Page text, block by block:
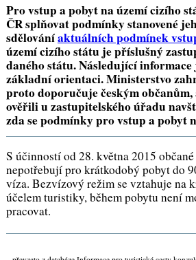
Pro vstup a pobyt na území cizího
ČR splňovat podmínky stanovené
sdělováníaktuálních podmínek
území cizího státu je příslušný
daného státu. Následující
základní orientaci. Ministerstvo
proto doporučuje českým občanům,
ověřili u zastupitelského úřadu
zda se podmínky pro vstup a pobyt
S účinností od 28. května 2015
nepotřebují pro krátkodobý pobyt do
víza. Bezvízový režim se vztahuje na
účelem turistiky, během pobytu není
pracovat.